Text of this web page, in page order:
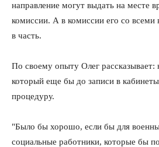
направление могут выдать на месте
комиссии. А в комиссии его со всеми
в часть.
По своему опыту Олег рассказывает:
который еще бы до записи в
процедуру.
"Было бы хорошо, если бы для
социальные работники, которые бы